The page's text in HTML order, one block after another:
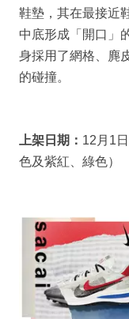
鞋墊，其在最接近
中底形成「開口」
身採用了網格、麂
的碰撞。
上架日期： 12月1
色及紫紅、綠色）